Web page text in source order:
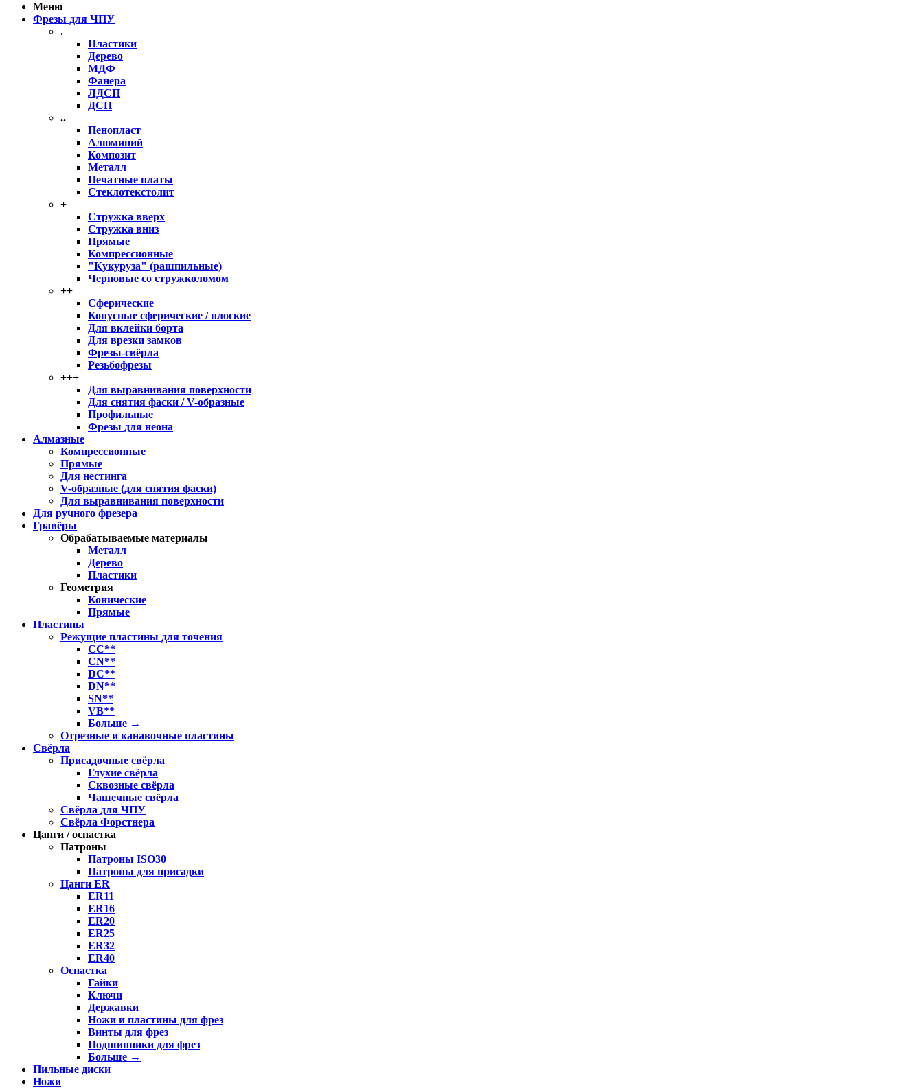
Меню
Фрезы для ЧПУ
.
Пластики
Дерево
МДФ
Фанера
ЛДСП
ДСП
..
Пенопласт
Алюминий
Композит
Металл
Печатные платы
Стеклотекстолит
+
Стружка вверх
Стружка вниз
Прямые
Компрессионные
"Кукуруза" (рашпильные)
Черновые со стружколомом
++
Сферические
Конусные сферические / плоские
Для вклейки борта
Для врезки замков
Фрезы-свёрла
Резьбофрезы
+++
Для выравнивания поверхности
Для снятия фаски / V-образные
Профильные
Фрезы для неона
Алмазные
Компрессионные
Прямые
Для нестинга
V-образные (для снятия фаски)
Для выравнивания поверхности
Для ручного фрезера
Гравёры
Обрабатываемые материалы
Металл
Дерево
Пластики
Геометрия
Конические
Прямые
Пластины
Режущие пластины для точения
CC**
CN**
DC**
DN**
SN**
VB**
Больше →
Отрезные и канавочные пластины
Свёрла
Присадочные свёрла
Глухие свёрла
Сквозные свёрла
Чашечные свёрла
Свёрла для ЧПУ
Свёрла Форстнера
Цанги / оснастка
Патроны
Патроны ISO30
Патроны для присадки
Цанги ER
ER11
ER16
ER20
ER25
ER32
ER40
Оснастка
Гайки
Ключи
Державки
Ножи и пластины для фрез
Винты для фрез
Подшипники для фрез
Больше →
Пильные диски
Ножи